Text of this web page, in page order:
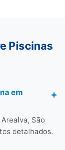
Piscinas
em
São
detalhados.